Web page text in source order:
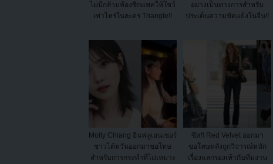
ไม่มีกล้ามท้องซิกแพคให้โชว์
เท่าไหร่ในละคร Triangle!!
อย่างเป็นทางการสำหรับ
ประเด็นความขัดแย้งในจีน!!
Molly Chiang อินฟลูเอนเซอร์
ชาวไต้หวันออกมาขอโทษ
สำหรับการกระทำที่ไม่เหมาะ
ซึลกิ Red Velvet ออกมา
ขอโทษหลังถูกวิจารณ์หนัก
เรื่องแลกรองเท้ากับทีมงาน